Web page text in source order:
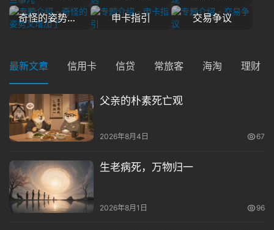
奇怪的姿势又增加了
申卡指引 交易争议
最新文章 信用卡 信贷 常旅客 海淘 理财
父亲的朴素死亡观
2026年8月4日 67
生老病死，万物归一
2026年8月1日 96